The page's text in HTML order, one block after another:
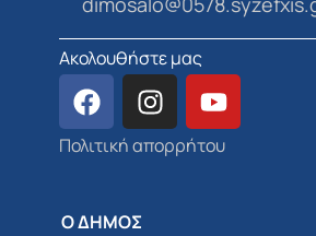
Ακολουθήστε μας
Πολιτική απορρήτου
Ο ΔΗΜΟΣ